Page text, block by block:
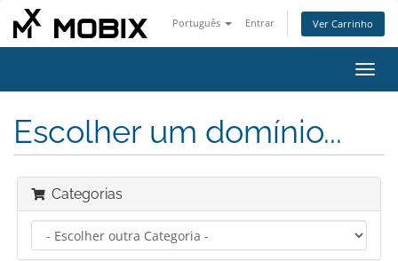
Português Entrar Ver Carrinho
Escolher um domínio...
Categorias